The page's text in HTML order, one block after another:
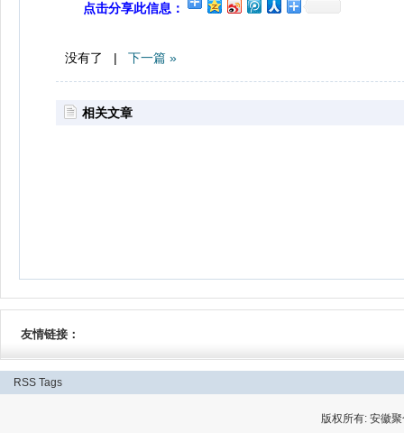
点击分享此信息：
没有了 | 下一篇 »
相关文章
友情链接：
RSS Tags
版权所有: 安徽